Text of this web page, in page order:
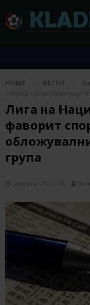
HOME ВЕСТИ
според обложувалниците
Лига на
фаворит
група
јануари 25, 2018